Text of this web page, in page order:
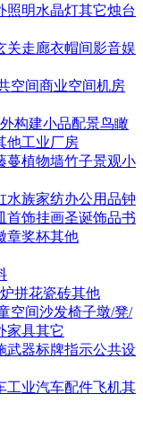
照明水晶灯其它烛台
关走廊衣帽间影音娱
空间商业空间机房
构建小品配景鸟瞰
他工业厂房
蔓植物墙竹子景观小
水族家纺办公用品钟
首饰挂画圣诞饰品书
章奖杯其他
拼花瓷砖其他
空间沙发椅子墩/凳/
家具其它
武器标牌指示公共设
工业汽车配件飞机其